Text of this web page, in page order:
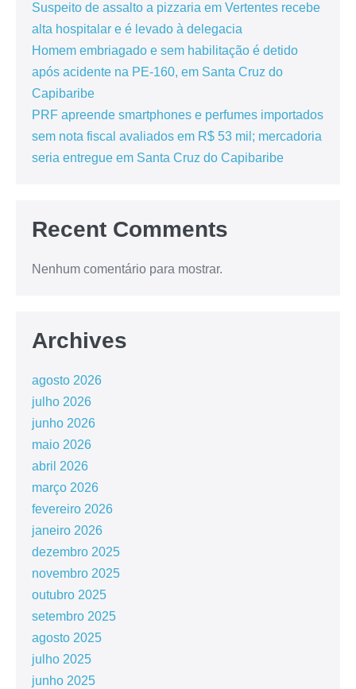
Suspeito de assalto a pizzaria em Vertentes recebe
alta hospitalar e é levado à delegacia
Homem embriagado e sem habilitação é detido
após acidente na PE-160, em Santa Cruz do
Capibaribe
PRF apreende smartphones e perfumes importados
sem nota fiscal avaliados em R$ 53 mil; mercadoria
seria entregue em Santa Cruz do Capibaribe
Recent Comments
Nenhum comentário para mostrar.
Archives
agosto 2026
julho 2026
junho 2026
maio 2026
abril 2026
março 2026
fevereiro 2026
janeiro 2026
dezembro 2025
novembro 2025
outubro 2025
setembro 2025
agosto 2025
julho 2025
junho 2025